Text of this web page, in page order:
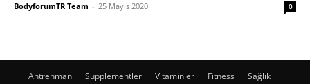
BodyforumTR Team - 25 Mayıs 2020 0
Antrenman Supplementler Vitaminler Fitness
Sağlık